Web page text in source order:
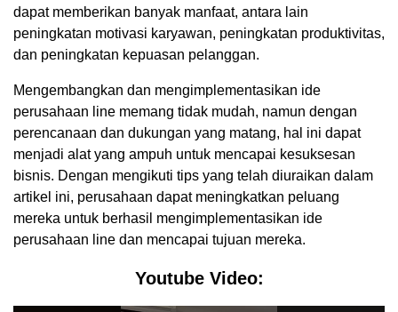
dapat memberikan banyak manfaat, antara lain
peningkatan motivasi karyawan, peningkatan produktivitas,
dan peningkatan kepuasan pelanggan.
Mengembangkan dan mengimplementasikan ide
perusahaan line memang tidak mudah, namun dengan
perencanaan dan dukungan yang matang, hal ini dapat
menjadi alat yang ampuh untuk mencapai kesuksesan
bisnis. Dengan mengikuti tips yang telah diuraikan dalam
artikel ini, perusahaan dapat meningkatkan peluang
mereka untuk berhasil mengimplementasikan ide
perusahaan line dan mencapai tujuan mereka.
Youtube Video: